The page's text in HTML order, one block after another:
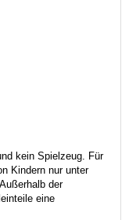
kein Spielzeug. Für
Kindern nur unter
der
eine